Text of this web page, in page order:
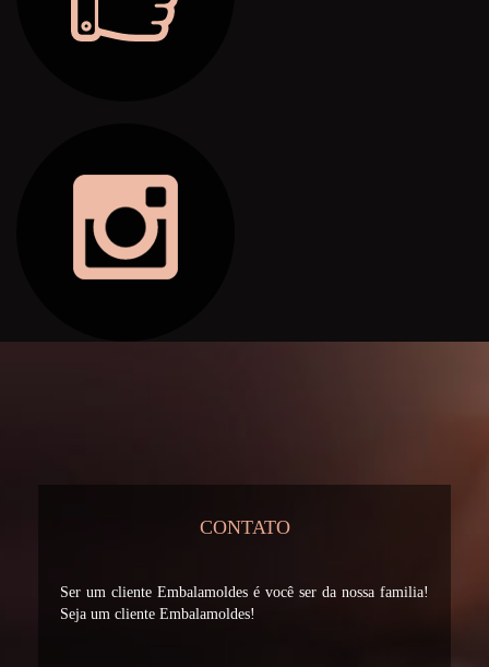
CONTATO
Ser um cliente Embalamoldes é você ser da nossa familia!
Seja um cliente Embalamoldes!